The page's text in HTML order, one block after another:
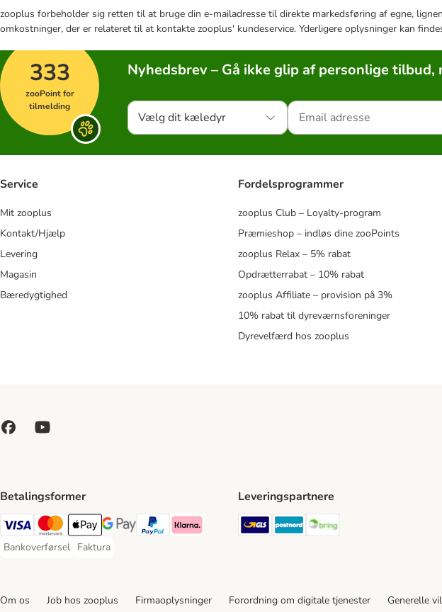
zooplus forbeholder sig retten til at bruge din e-mailadresse til direkte markedsføring af egne,
omkostninger, der er relateret til at kontakte zooplus' kundeservice. Yderligere oplysninger kan
333
zooPoint for
tilmelding
Nyhedsbrev – Gå ikke glip af personlige
Vælg dit kæledyr
Service
Mit zooplus
Kontakt/Hjælp
Levering
Magasin
Bæredygtighed
Fordelsprogrammer
zooplus Club – Loyalty-program
Præmieshop – indløs dine zooPoints
zooplus Relax – 5% rabat
Opdrætterrabat – 10% rabat
zooplus Affiliate – provision på 3%
10% rabat til dyreværnsforeninger
Dyrevelfærd hos zooplus
Betalingsformer
VISA Payment Method
Mastercard Payment Method
Apply pay Payment Method
Google Pay Payment Method
paypal Payment Method
Klarna Payment Method
Bankoverførsel
Bankoverførsel Payment Method
Faktura
Faktura Payment Method
Leveringspartnere
GLS Shipping Method
Postnord Shipping Method
Om os Job hos zooplus Firmaoplysninger Forordning om digitale tjenester Generelle